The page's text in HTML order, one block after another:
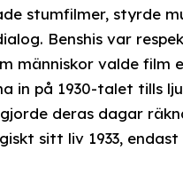
stumfilmer, styrde
Benshis var
människor valde film
in på 1930-talet tills
deras dagar
sitt liv 1933, endast